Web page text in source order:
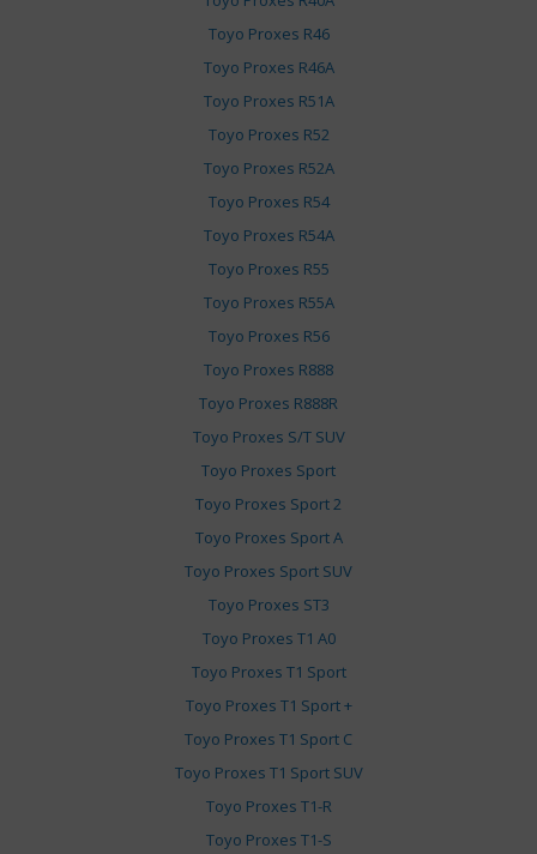
Toyo Proxes R46
Toyo Proxes R46A
Toyo Proxes R51A
Toyo Proxes R52
Toyo Proxes R52A
Toyo Proxes R54
Toyo Proxes R54A
Toyo Proxes R55
Toyo Proxes R55A
Toyo Proxes R56
Toyo Proxes R888
Toyo Proxes R888R
Toyo Proxes S/T SUV
Toyo Proxes Sport
Toyo Proxes Sport 2
Toyo Proxes Sport A
Toyo Proxes Sport SUV
Toyo Proxes ST3
Toyo Proxes T1 A0
Toyo Proxes T1 Sport
Toyo Proxes T1 Sport +
Toyo Proxes T1 Sport C
Toyo Proxes T1 Sport SUV
Toyo Proxes T1-R
Toyo Proxes T1-S